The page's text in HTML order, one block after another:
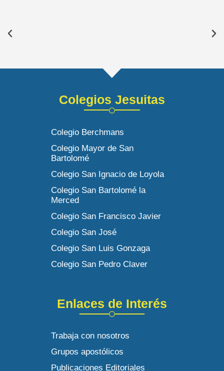
Colegios Jesuitas
Colegio Berchmans
Colegio Mayor de San
Bartolomé
Colegio San Ignacio de Loyola
Colegio San Bartolomé la
Merced
Colegio San Francisco Javier
Colegio San José
Colegio San Luis Gonzaga
Colegio San Pedro Claver
Enlaces de Interés
Trabaja con nosotros
Grupos apostólicos
Publicaciones Editoriales